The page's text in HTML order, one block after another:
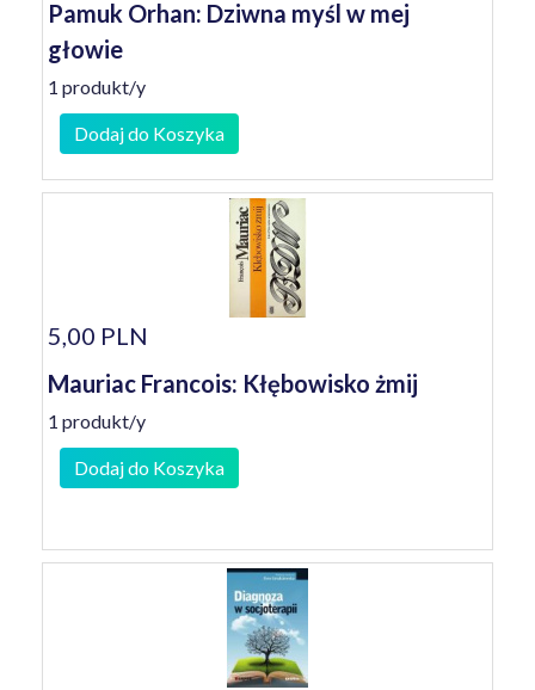
Pamuk Orhan: Dziwna myśl w mej
głowie
1 produkt/y
Dodaj do Koszyka
5,00 PLN
Mauriac Francois: Kłębowisko żmij
1 produkt/y
Dodaj do Koszyka